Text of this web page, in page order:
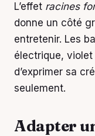
L’effet racines
donne un côté
entretenir. Les
électrique,
d’exprimer sa
seulement.
Adapter